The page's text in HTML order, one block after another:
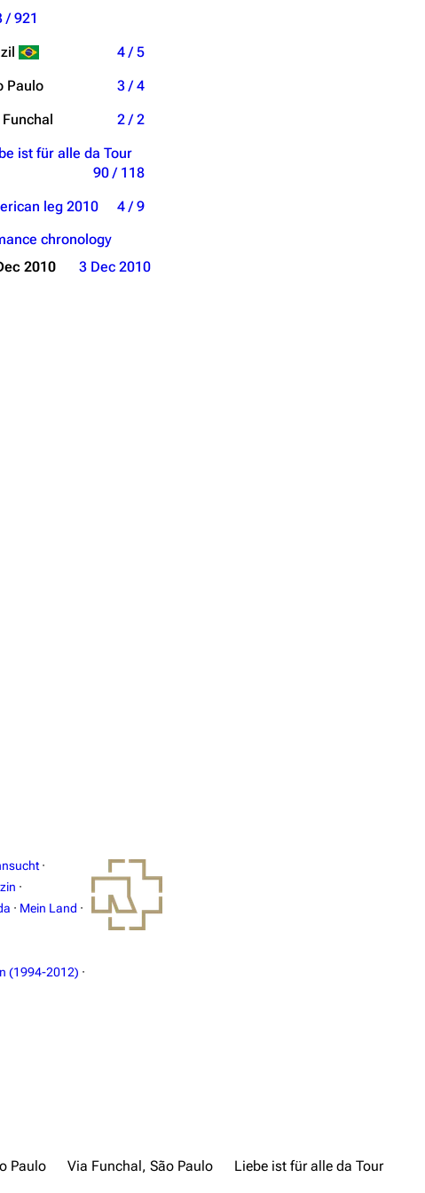
/ 921
4 / 5
Paulo
3 / 4
2 / 2
ist für alle da Tour
90 / 118
leg 2010
4 / 9
chronology
2010 3 Dec 2010
·
·
· Mein Land ·
(1994-2012) ·
Paulo Via Funchal, São Paulo
Liebe ist für alle da Tour